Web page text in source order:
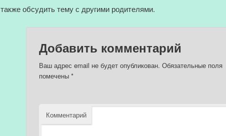
обсудить тему с другими родителями.
Добавить комментарий
Ваш адрес email не будет опубликован. Обязательные поля
помечены *
Комментарий